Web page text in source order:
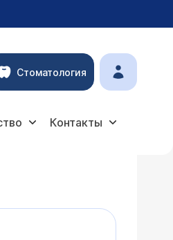
Стоматология
Контакты